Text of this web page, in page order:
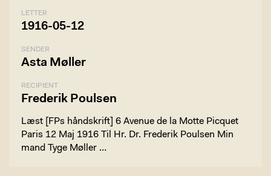
LETTER
1916-05-12
SENDER
Asta Møller
RECIPIENT
Frederik Poulsen
Læst [FPs håndskrift] 6 Avenue de la Motte Picquet
Paris 12 Maj 1916 Til Hr. Dr. Frederik Poulsen Min
mand Tyge Møller …